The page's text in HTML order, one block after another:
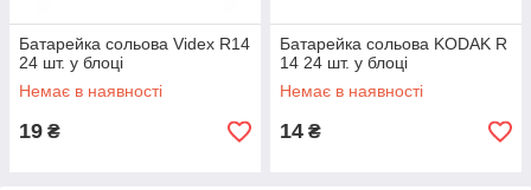
Батарейка сольова Videx R14
24 шт. у блоці
Немає в наявності
19 ₴
Батарейка сольова KODAK R
14 24 шт. у блоці
Немає в наявності
14 ₴